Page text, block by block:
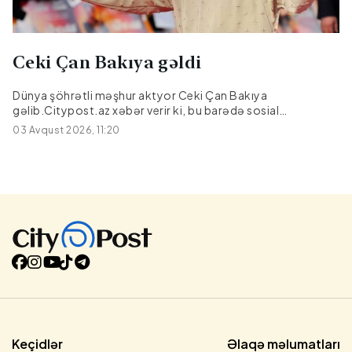
Ceki Çan Bakıya gəldi
Dünya şöhrətli məşhur aktyor Ceki Çan Bakıya
gəlib.Citypost.az xəbər verir ki, bu barədə sosial
şəbəkələrdə məlumat yayılıb.O, Bakıya film çəkilişi üçün
gəlib.|Kult.az
03 Avqust 2026, 11:20
Keçidlər Əlaqə məlumatları